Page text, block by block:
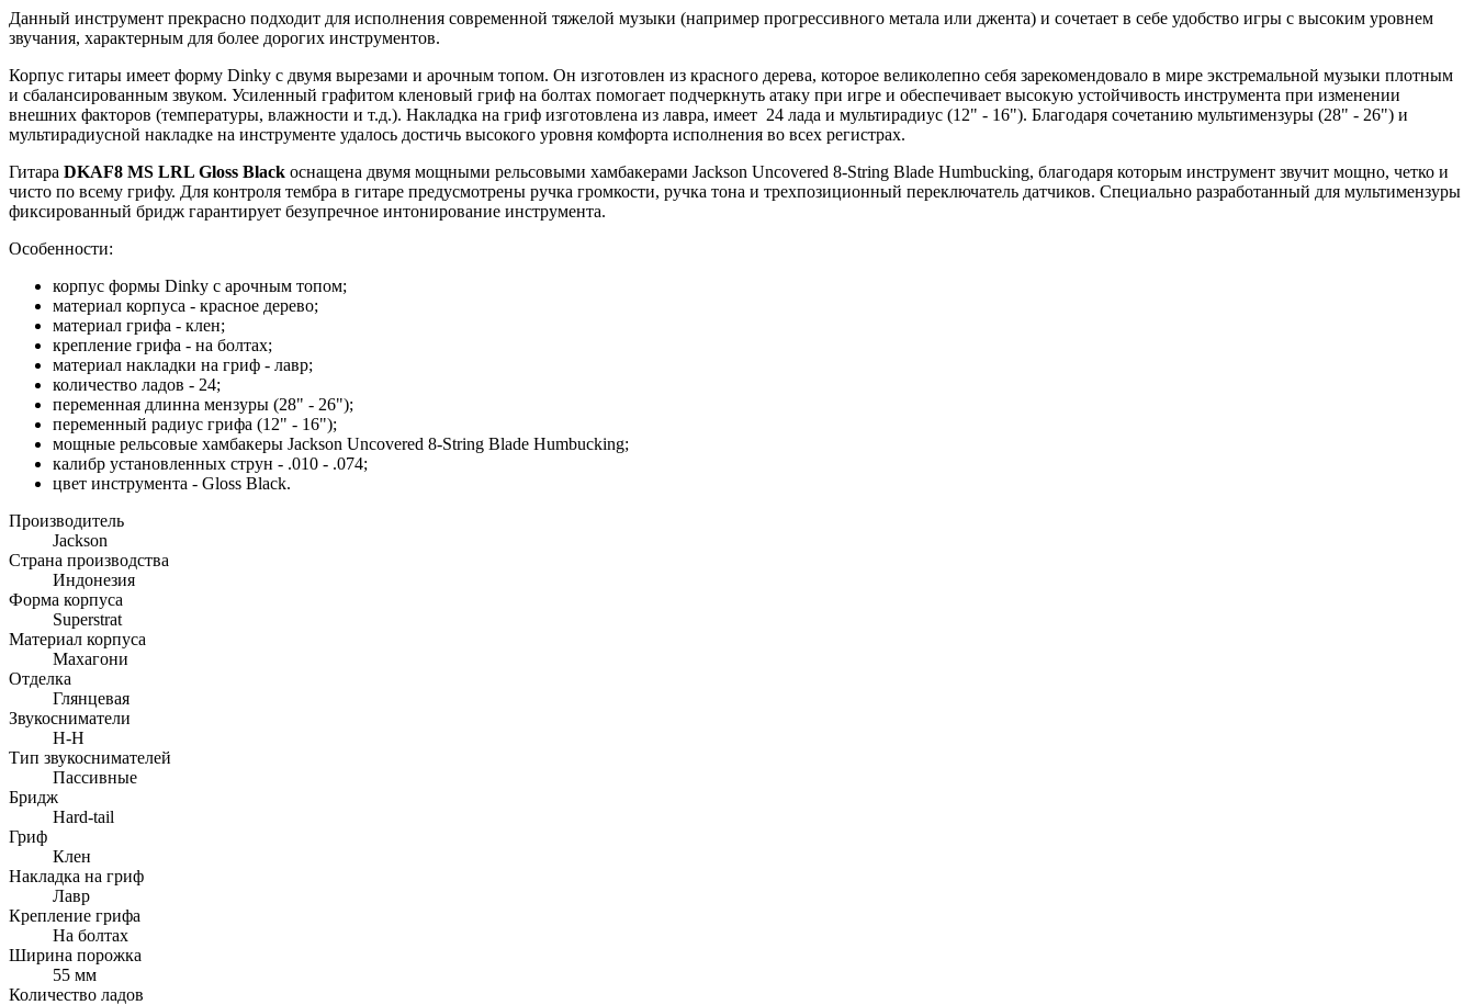
Данный инструмент прекрасно подходит для исполнения современной тяжелой музыки (например прогрессивного метала или джента) и сочетает в себе удобство игры с высоким уровнем
звучания, характерным для более дорогих инструментов.
Корпус гитары имеет форму Dinky с двумя вырезами и арочным топом. Он изготовлен из красного дерева, которое великолепно себя зарекомендовало в мире экстремальной музыки плотным
и сбалансированным звуком. Усиленный графитом кленовый гриф на болтах помогает подчеркнуть атаку при игре и обеспечивает высокую устойчивость инструмента при изменении
внешних факторов (температуры, влажности и т.д.). Накладка на гриф изготовлена из лавра, имеет 24 лада и мультирадиус (12" - 16"). Благодаря сочетанию мультимензуры (28" - 26") и
мультирадиусной накладке на инструменте удалось достичь высокого уровня комфорта исполнения во всех регистрах.
Гитара DKAF8 MS LRL Gloss Black оснащена двумя мощными рельсовыми хамбакерами Jackson Uncovered 8-String Blade Humbucking, благодаря которым инструмент звучит мощно, четко и
чисто по всему грифу. Для контроля тембра в гитаре предусмотрены ручка громкости, ручка тона и трехпозиционный переключатель датчиков. Специально разработанный для мультимензуры
фиксированный бридж гарантирует безупречное интонирование инструмента.
Особенности:
корпус формы Dinky с арочным топом;
материал корпуса - красное дерево;
материал грифа - клен;
крепление грифа - на болтах;
материал накладки на гриф - лавр;
количество ладов - 24;
переменная длинна мензуры (28" - 26");
переменный радиус грифа (12" - 16");
мощные рельсовые хамбакеры Jackson Uncovered 8-String Blade Humbucking;
калибр установленных струн - .010 - .074;
цвет инструмента - Gloss Black.
Производитель
Jackson
Страна производства
Индонезия
Форма корпуса
Superstrat
Материал корпуса
Махагони
Отделка
Глянцевая
Звукосниматели
H-H
Тип звукоснимателей
Пассивные
Бридж
Hard-tail
Гриф
Клен
Накладка на гриф
Лавр
Крепление грифа
На болтах
Ширина порожка
55 мм
Количество ладов